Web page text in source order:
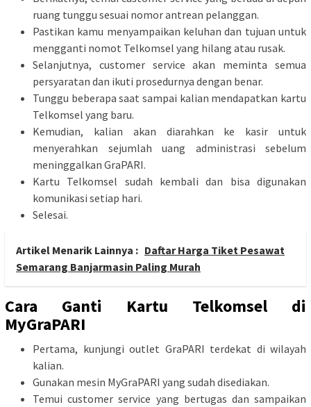
ruang tunggu sesuai nomor antrean pelanggan.
Pastikan kamu menyampaikan keluhan dan tujuan untuk
mengganti nomot Telkomsel yang hilang atau rusak.
Selanjutnya, customer service akan meminta semua
persyaratan dan ikuti prosedurnya dengan benar.
Tunggu beberapa saat sampai kalian mendapatkan kartu
Telkomsel yang baru.
Kemudian, kalian akan diarahkan ke kasir untuk
menyerahkan sejumlah uang administrasi sebelum
meninggalkan GraPARI.
Kartu Telkomsel sudah kembali dan bisa digunakan
komunikasi setiap hari.
Selesai.
Artikel Menarik Lainnya : Daftar Harga Tiket Pesawat
Semarang Banjarmasin Paling Murah
Cara Ganti Kartu Telkomsel di
MyGraPARI
Pertama, kunjungi outlet GraPARI terdekat di wilayah
kalian.
Gunakan mesin MyGraPARI yang sudah disediakan.
Temui customer service yang bertugas dan sampaikan